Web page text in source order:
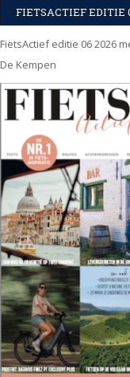
FIETSACTIEF EDITIE
FietsActief editie 06 2026
De Kempen